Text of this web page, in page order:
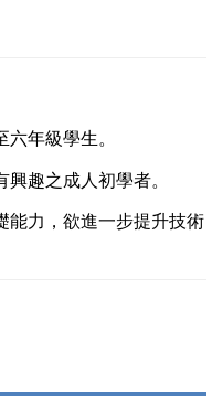
六年級學生。
興趣之成人初學者。
能力，欲進一步提升技術